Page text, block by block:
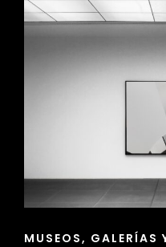
DE
ARTE
ENLACES
MUSEOS, GALERÍAS